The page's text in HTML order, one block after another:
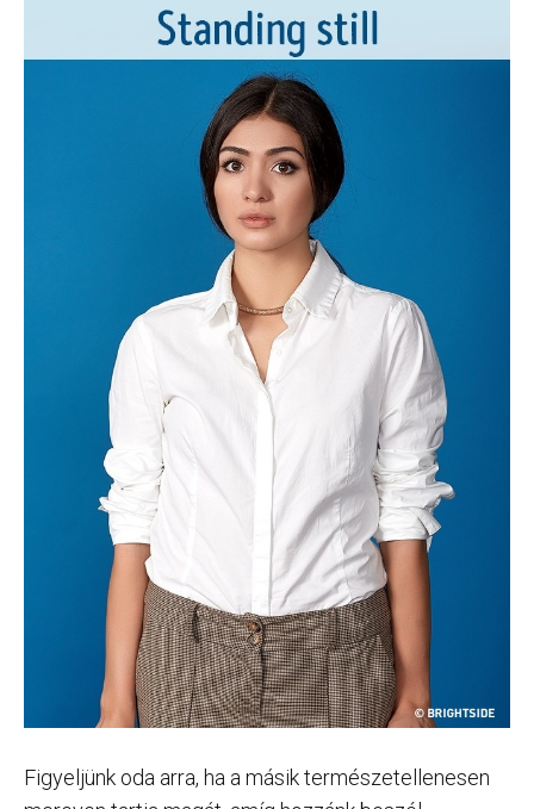
Figyeljünk oda arra, ha a másik természetellenesen